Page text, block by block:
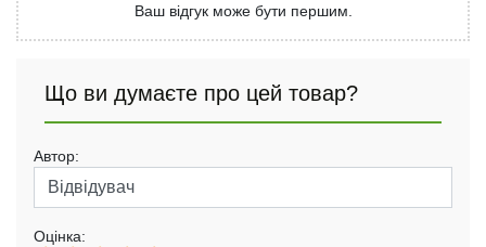
Ваш відгук може бути першим.
Що ви думаєте про цей товар?
Автор:
Оцінка: